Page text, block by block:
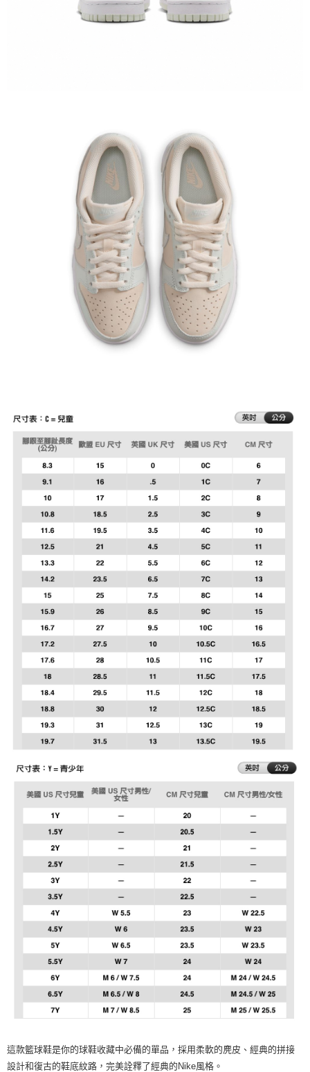
這款籃球鞋是你的球鞋收藏中必備的單品，採用柔軟的麂皮、經典的拼接
設計和復古的鞋底紋路，完美詮釋了經典的Nike風格。